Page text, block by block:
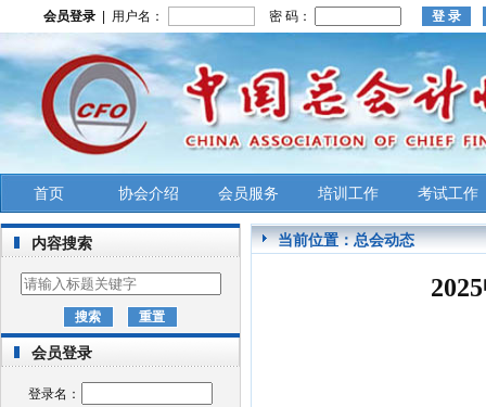
会员登录 | 用户名： 密 码：
首页 协会介绍 会员服务 培训工作 考试工作
内容搜索
会员登录
登录名：
当前位置：总会动态